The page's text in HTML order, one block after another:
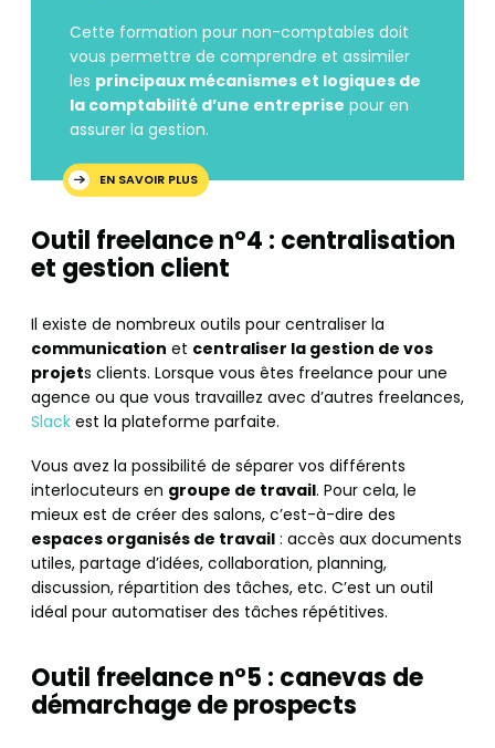
Cette formation pour non-comptables doit
vous permettre de comprendre et assimiler
les principaux mécanismes et logiques de
la comptabilité d’une entreprise pour en
assurer la gestion.
EN SAVOIR PLUS
Outil freelance n°4 : centralisation
et gestion client
Il existe de nombreux outils pour centraliser la
communication et centraliser la gestion de vos
projets clients. Lorsque vous êtes freelance pour une
agence ou que vous travaillez avec d’autres freelances,
Slack est la plateforme parfaite.
Vous avez la possibilité de séparer vos différents
interlocuteurs en groupe de travail. Pour cela, le
mieux est de créer des salons, c’est-à-dire des
espaces organisés de travail : accès aux documents
utiles, partage d’idées, collaboration, planning,
discussion, répartition des tâches, etc. C’est un outil
idéal pour automatiser des tâches répétitives.
Outil freelance n°5 : canevas de
démarchage de prospects